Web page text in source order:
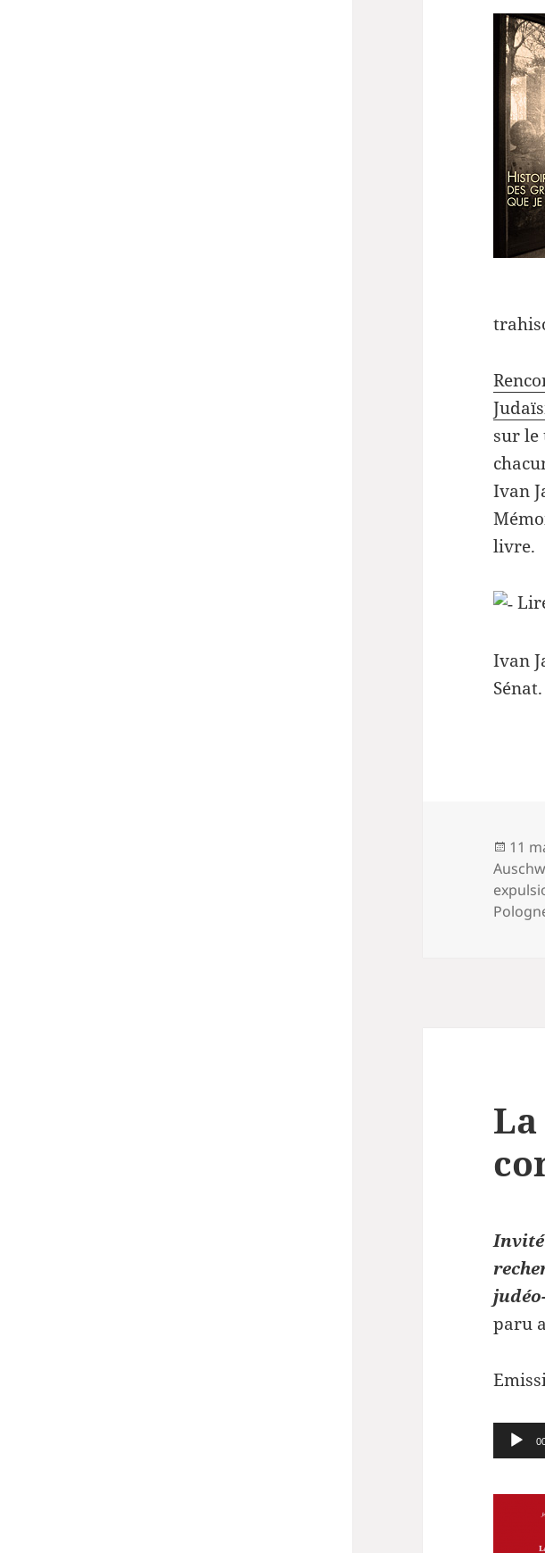
sur le
Ivan
livre.
Ivan
Sénat.
le
11
Invité
paru
audio